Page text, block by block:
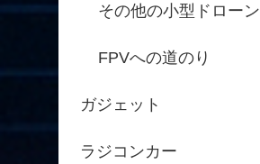
その他の小型ドローン
FPVへの道のり
ガジェット
ラジコンカー